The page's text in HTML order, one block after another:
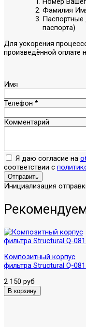
Фамилия
Паспортные
паспорта)
Для ускорения
произведённой оплате
Имя
Телефон *
Комментарий
Я даю согласие на
соответствии с
Отправить
Инициализация
Композитный корпус
фильтра Structural Q-
2 150 руб